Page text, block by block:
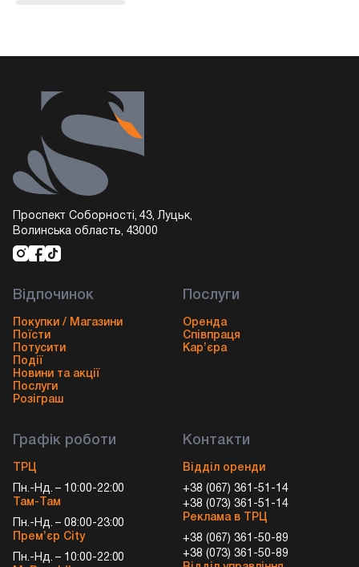
Проспект Соборності, 43, Луцьк,
Волинська область, 43000
Відпочинок
Покупки / Магазини
Поїсти
Потусити
Події
Новини та акції
Послуги
Розіграш
Послуги
Оренда
Співпраця
Кар’єра
Графік роботи
ТРЦ
Пн.-Нд. – 10:00-22:00
Там-Там
Пн.-Нд. – 08:00-23:00
Прем’єр City
Пн.-Нд. – 10:00-22:00
Контакти
Відділ оренди
+38 (067) 361-51-14
+38 (073) 361-51-14
Реклама в ТРЦ
+38 (067) 361-50-89
+38 (073) 361-50-89